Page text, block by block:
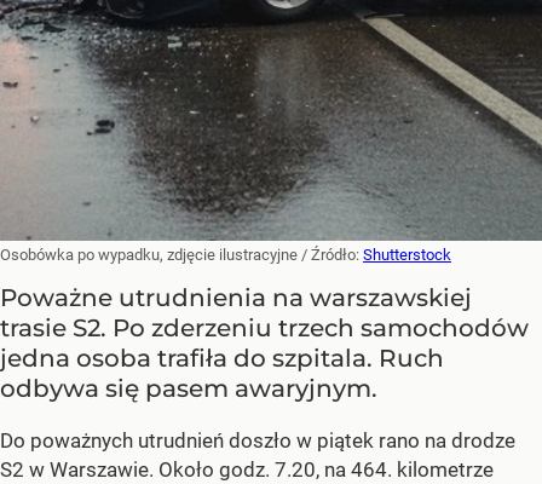
Osobówka po wypadku, zdjęcie ilustracyjne / Źródło: Shutterstock
Poważne utrudnienia na warszawskiej
trasie S2. Po zderzeniu trzech samochodów
jedna osoba trafiła do szpitala. Ruch
odbywa się pasem awaryjnym.
Do poważnych utrudnień doszło w piątek rano na drodze
S2 w Warszawie. Około godz. 7.20, na 464. kilometrze